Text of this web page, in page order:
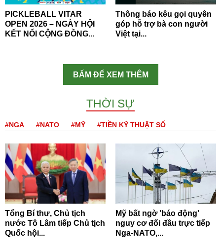
PICKLEBALL VITAR
OPEN 2026 – NGÀY HỘI
KẾT NỐI CỘNG ĐỒNG...
Thông báo kêu gọi quyên
góp hỗ trợ bà con người
Việt tại...
BẤM ĐỂ XEM THÊM
THỜI SỰ
#NGA #NATO #MỸ #TIỀN KỸ THUẬT SỐ
Tổng Bí thư, Chủ tịch
nước Tô Lâm tiếp Chủ tịch
Quốc hội...
Mỹ bất ngờ 'báo động'
nguy cơ đối đầu trực tiếp
Nga-NATO,...